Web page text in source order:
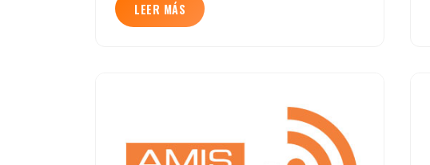
LEER MÁS